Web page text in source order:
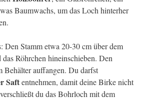
Baumwachs, um das Loch hinterher
Den Stamm etwa 20-30 cm über dem
Röhrchen hineinschieben. Den
Behälter auffangen. Du darfst
Saftentnehmen, damit deine Birke nicht
du das Bohrloch mit dem